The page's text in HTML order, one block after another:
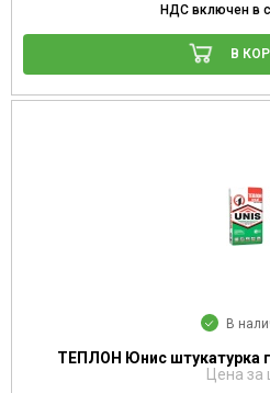
НДС включен в
В
В
ТЕПЛОН Юнис штукатурка
Цена за